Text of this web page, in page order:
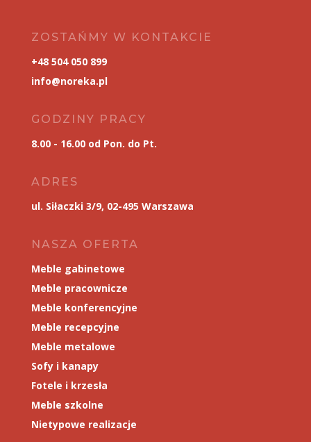
ZOSTAŃMY W KONTAKCIE
+48 504 050 899
info@noreka.pl
GODZINY PRACY
8.00 - 16.00 od Pon. do Pt.
ADRES
ul. Siłaczki 3/9, 02-495 Warszawa
NASZA OFERTA
Meble gabinetowe
Meble pracownicze
Meble konferencyjne
Meble recepcyjne
Meble metalowe
Sofy i kanapy
Fotele i krzesła
Meble szkolne
Nietypowe realizacje